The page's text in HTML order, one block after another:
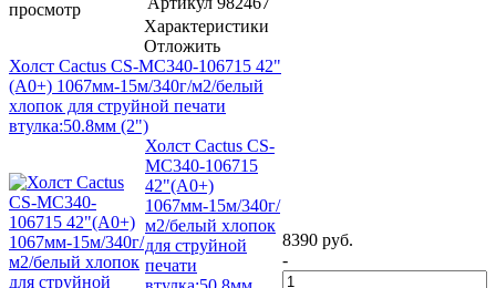
просмотр
Характеристики
Отложить
Холст Cactus CS-MC340-106715 42"
(A0+) 1067мм-15м/340г/м2/белый
хлопок для струйной печати
втулка:50.8мм (2")
Холст Cactus CS-
MC340-106715
42"(A0+)
1067мм-15м/340г/
м2/белый хлопок
для струйной
печати
8390 руб.
-